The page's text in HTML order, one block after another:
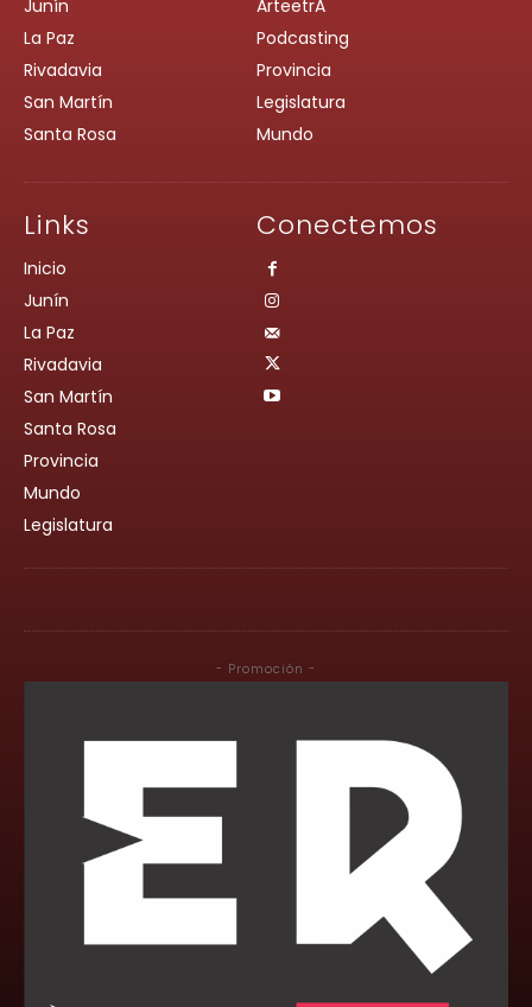
Junín
La Paz
Rivadavia
San Martín
Santa Rosa
ArteetrA
Podcasting
Provincia
Legislatura
Mundo
Links
Inicio
Junín
La Paz
Rivadavia
San Martín
Santa Rosa
Provincia
Mundo
Legislatura
Conectemos
- Promoción -